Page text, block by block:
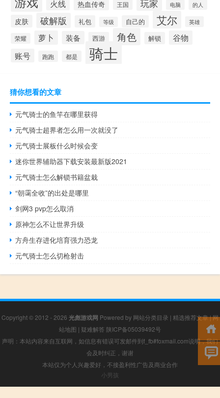
火线 热血传奇 王国 玩家 电脑 的人
皮肤 破解版 礼包 等级 自己的 艾尔 英雄
荣耀 萝卜 装备 西游 角色 解锁 谷物
账号 跑跑 都是 骑士
猜你想看的文章
元气骑士的鱼竿在哪里获得
元气骑士超界者怎么用一次就没了
元气骑士展板什么时候会变
迷你世界辅助器下载安装最新版2021
元气骑士怎么解锁书籍盆栽
“朝霭全收”的出处是哪里
剑网3 pvp怎么取消
原神怎么不让世界升级
方舟生存进化培育强力恐龙
元气骑士怎么切枪射击
Copyright © 2012 - 2026 光彪游戏网 Powered by 网站分类目录 | 精选推荐文章|网
站地图 | 疑难解答 陕ICP备05039492号
声明：本站内容来自互联网，如信息有错误可发邮件到f_fb#foxmail.com说明，我们
会及时纠正，谢谢
本站仅为个人兴趣爱好，不接盈利性广告及商业合作
小男孩